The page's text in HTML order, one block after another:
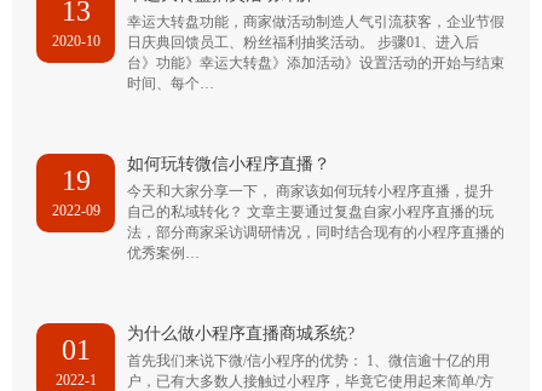
13
2020-10
幸运大转盘功能，商家做活动制造人气引流获客，企业节假
日庆典回馈员工、粉丝福利抽奖活动。 步骤01、进入后
台》功能》幸运大转盘》添加活动》设置活动的开始与结束
时间、每个…
19
2022-09
如何玩转微信小程序直播？
今天和大家分享一下， 商家该如何玩转小程序直播，提升
自己的私域转化？ 文章主要通过复盘自家小程序直播的玩
法，部分商家采访调研情况，同时结合现有的小程序直播的
优秀案例…
01
2022-1
为什么做小程序直播商城系统?
首先我们来说下微/信小程序的优势： 1、微信逾十亿的用
户，已有大多数人接触过小程序，毕竟它使用起来简单/方